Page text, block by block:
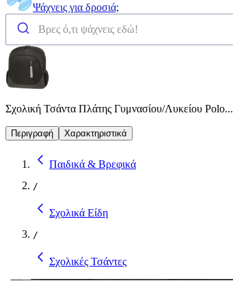
Ψάχνεις για δροσιά;
Σχολική Τσάντα Πλάτης Γυμνασίου/Λυκείου Polo...
Περιγραφή Χαρακτηριστικά
Παιδικά & Βρεφικά
/
Σχολικά Είδη
/
Σχολικές Τσάντες